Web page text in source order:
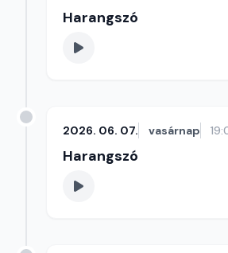
Harangszó
2026. 06. 07. vasárnap
Harangszó